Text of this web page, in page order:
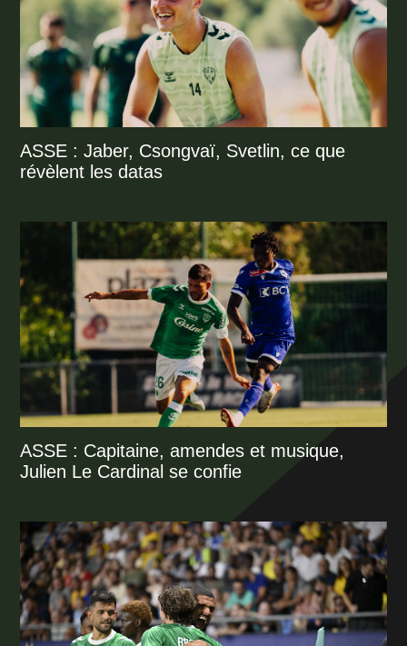
ASSE : Jaber, Csongvaï, Svetlin, ce que
révèlent les datas
ASSE : Capitaine, amendes et musique,
Julien Le Cardinal se confie